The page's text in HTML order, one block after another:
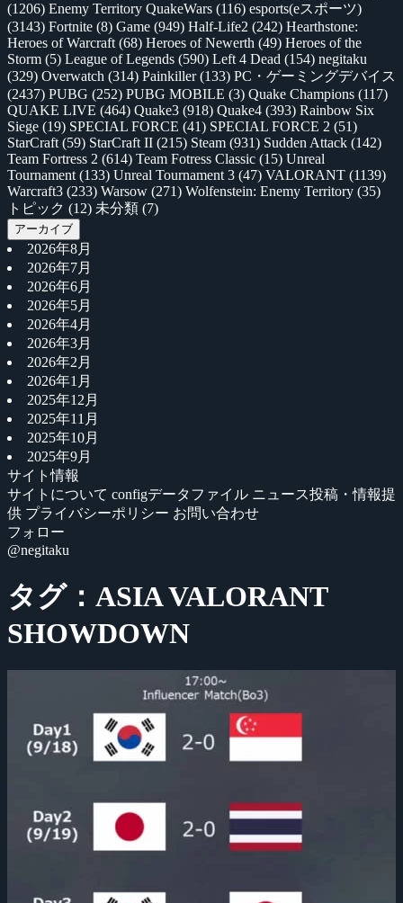
(1206) Enemy Territory QuakeWars (116) esports(eスポーツ)
(3143) Fortnite (8) Game (949) Half-Life2 (242) Hearthstone:
Heroes of Warcraft (68) Heroes of Newerth (49) Heroes of the
Storm (5) League of Legends (590) Left 4 Dead (154) negitaku
(329) Overwatch (314) Painkiller(133) PC・ゲーミングデバイス
(2437) PUBG (252) PUBG MOBILE (3) Quake Champions (117)
QUAKE LIVE (464) Quake3 (918) Quake4 (393) Rainbow Six
Siege (19) SPECIAL FORCE (41) SPECIAL FORCE 2 (51)
StarCraft (59) StarCraft II (215) Steam (931) Sudden Attack (142)
Team Fortress 2 (614) Team Fotress Classic (15) Unreal
Tournament (133) Unreal Tournament 3 (47) VALORANT (1139)
Warcraft3 (233) Warsow (271) Wolfenstein: Enemy Territory (35)
トピック (12) 未分類 (7)
アーカイブ
2026年8月
2026年7月
2026年6月
2026年5月
2026年4月
2026年3月
2026年2月
2026年1月
2025年12月
2025年11月
2025年10月
2025年9月
サイト情報
サイトについて configデータファイル ニュース投稿・情報提
供 プライバシーポリシー お問い合わせ
フォロー
@negitaku
タグ：ASIA VALORANT
SHOWDOWN